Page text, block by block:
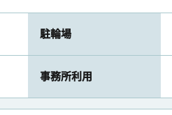
駐輪場
事務所利用